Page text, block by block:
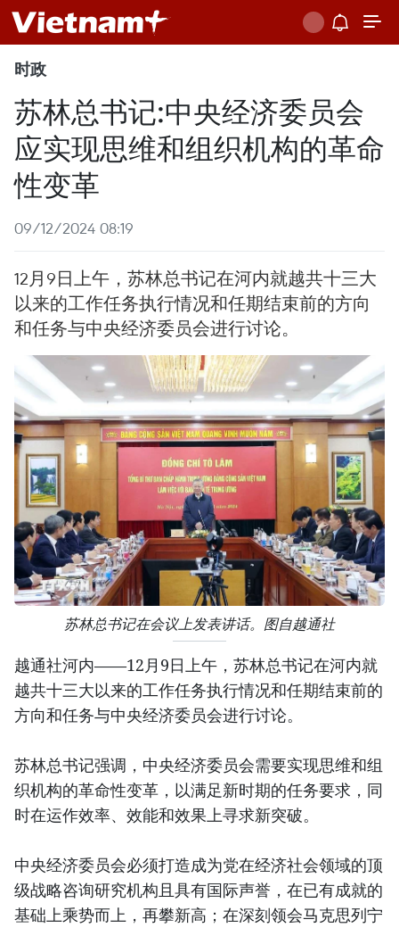
时政
苏林总书记:中央经济委员会
应实现思维和组织机构的革命
性变革
09/12/2024 08:19
12月9日上午，苏林总书记在河内就越共十三大
以来的工作任务执行情况和任期结束前的方向
和任务与中央经济委员会进行讨论。
苏林总书记在会议上发表讲话。图自越通社
越通社河内——12月9日上午，苏林总书记在河内就
越共十三大以来的工作任务执行情况和任期结束前的
方向和任务与中央经济委员会进行讨论。
苏林总书记强调，中央经济委员会需要实现思维和组
织机构的革命性变革，以满足新时期的任务要求，同
时在运作效率、效能和效果上寻求新突破。
中央经济委员会必须打造成为党在经济社会领域的顶
级战略咨询研究机构且具有国际声誉，在已有成就的
基础上乘势而上，再攀新高；在深刻领会马克思列宁